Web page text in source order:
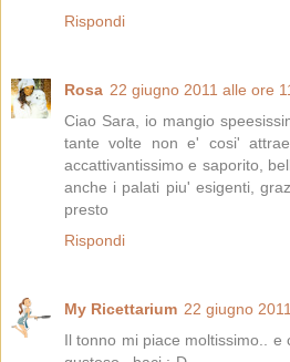
Rispondi
Rosa 22 giugno 2011 alle ore
Ciao Sara, io mangio
tante volte non e' cosi'
accattivantissimo e saporito,
anche i palati piu' esigenti,
presto
Rispondi
My Ricettarium 22 giugno
Il tonno mi piace moltissimo..